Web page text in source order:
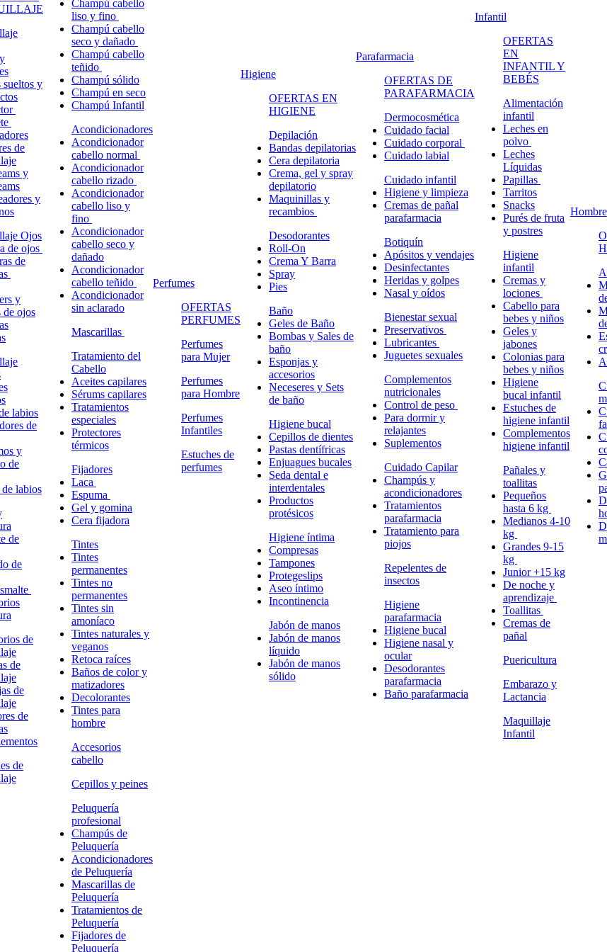
sueltos y
de
y
y
Ojos
de ojos
de
y
de ojos
labios
de
y
de
labios
de
de
de
de
de
de
de
Champú cabello
liso y fino
Champú cabello
seco y dañado
Champú cabello
teñido
Champú sólido
Champú en seco
Champú Infantil
Acondicionadores
Acondicionador
cabello normal
Acondicionador
cabello rizado
Acondicionador
cabello liso y
fino
Acondicionador
cabello seco y
dañado
Acondicionador
cabello teñido
Acondicionador
sin aclarado
Mascarillas
Tratamiento del
Cabello
Aceites capilares
Sérums capilares
Tratamientos
especiales
Protectores
térmicos
Fijadores
Laca
Espuma
Gel y gomina
Cera fijadora
Tintes
Tintes
permanentes
Tintes no
permanentes
Tintes sin
amoníaco
Tintes naturales y
veganos
Retoca raíces
Baños de color y
matizadores
Decolorantes
Tintes para
hombre
Accesorios
cabello
Cepillos y peines
Peluquería
profesional
Champús de
Peluquería
Acondicionadores
de Peluquería
Mascarillas de
Peluquería
Tratamientos de
Peluquería
Fijadores de
Peluquería
Perfumes
OFERTAS
PERFUMES
Perfumes
para Mujer
Perfumes
para Hombre
Perfumes
Infantiles
Estuches de
perfumes
Higiene
OFERTAS EN
HIGIENE
Depilación
Bandas depilatorias
Cera depilatoria
Crema, gel y spray
depilatorio
Maquinillas y
recambios
Desodorantes
Roll-On
Crema Y Barra
Spray
Pies
Baño
Geles de Baño
Bombas y Sales de
baño
Esponjas y
accesorios
Neceseres y Sets
de baño
Higiene bucal
Cepillos de dientes
Pastas dentífricas
Enjuagues bucales
Seda dental e
interdentales
Productos
protésicos
Higiene íntima
Compresas
Tampones
Protegeslips
Aseo íntimo
Incontinencia
Jabón de manos
Jabón de manos
líquido
Jabón de manos
sólido
Parafarmacia
OFERTAS DE
PARAFARMACIA
Dermocosmética
Cuidado facial
Cuidado corporal
Cuidado labial
Cuidado infantil
Higiene y limpieza
Cremas de pañal
parafarmacia
Botiquín
Apósitos y vendajes
Desinfectantes
Heridas y golpes
Nasal y oídos
Bienestar sexual
Preservativos
Lubricantes
Juguetes sexuales
Complementos
nutricionales
Control de peso
Para dormir y
relajantes
Suplementos
Cuidado Capilar
Champús y
acondicionadores
Tratamientos
parafarmacia
Tratamiento para
piojos
Repelentes de
insectos
Higiene
parafarmacia
Higiene bucal
Higiene nasal y
ocular
Desodorantes
parafarmacia
Baño parafarmacia
Infantil
OFERTAS
EN
INFANTIL Y
BEBÉS
Alimentación
infantil
Leches en
polvo
Leches
Líquidas
Papillas
Tarritos
Snacks
Purés de fruta
y postres
Higiene
infantil
Cremas y
lociones
Cabello para
bebes y niños
Geles y
jabones
Colonias para
bebes y niños
Higiene
bucal infantil
Estuches de
higiene infantil
Complementos
higiene infantil
Pañales y
toallitas
Pequeños
hasta 6 kg
Medianos 4-10
kg
Grandes 9-15
kg
Junior +15 kg
De noche y
aprendizaje
Toallitas
Cremas de
pañal
Puericultura
Embarazo y
Lactancia
Maquillaje
Infantil
Hombre